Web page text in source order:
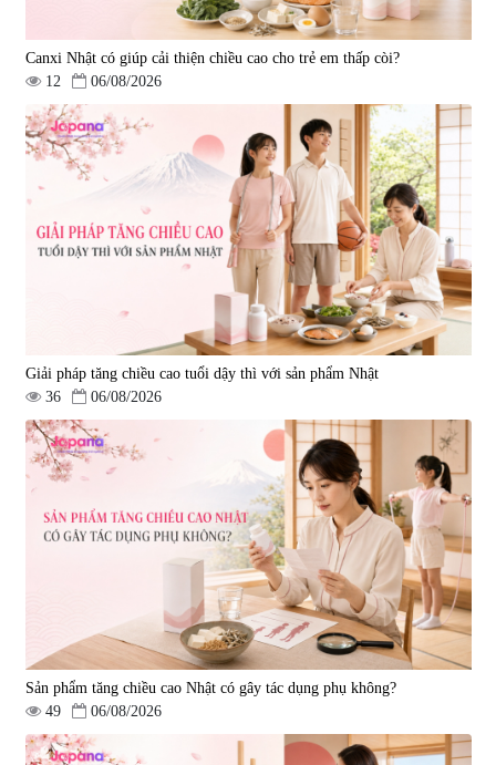
Viên uống phòng ngừa đột quỵ,
tai biến Nattokinase Nano
Premium 120 viên 149.877
2.290.000 đ
Canxi Nhật có giúp cải thiện chiều cao cho trẻ em thấp còi?
12
06/08/2026
Giải pháp tăng chiều cao tuổi dậy thì với sản phẩm Nhật
36
06/08/2026
Sản phẩm tăng chiều cao Nhật có gây tác dụng phụ không?
49
06/08/2026